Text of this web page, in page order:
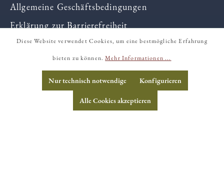
Allgemeine Geschäftsbedingungen
Erklärung zur Barrierefreiheit
Datenschutz
Impressum
Widerrufsformular
Diese Website verwendet Cookies, um eine bestmögliche Erfahrung
bieten zu können.Mehr Informationen ...
Nur technisch notwendige Konfigurieren
Alle Cookies akzeptieren